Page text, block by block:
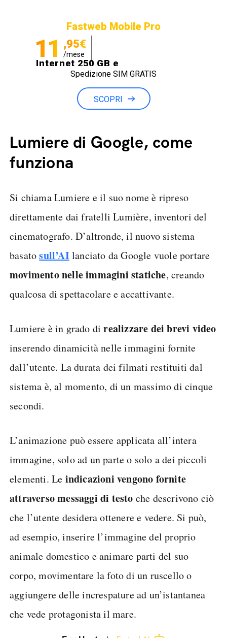
Fastweb Mobile Pro
11 ,95€
/mese
Internet 250 GB e
Minuti illimitati
Spedizione SIM GRATIS
SCOPRI
Lumiere di Google, come
funziona
Si chiama Lumiere e il suo nome è ripreso
direttamente dai fratelli Lumière, inventori del
cinematografo. D’altronde, il nuovo sistema
basatosull’AIlanciato da Google vuole portare
movimento nelle immagini statiche, creando
qualcosa di spettacolare e accattivante.
Lumiere è in grado direalizzare dei brevi video
inserendo dinamicità nelle immagini fornite
dall’utente. La durata dei filmati restituiti dal
sistema è, al momento, di un massimo di cinque
secondi.
L’animazione può essere applicata all’intera
immagine, solo ad un parte o solo a dei piccoli
elementi. Le indicazioni vengono fornite
attraverso messaggi di testo che descrivono ciò
che l’utente desidera ottenere e vedere. Si può,
ad esempio, inserire l’immagine del proprio
animale domestico e animare parti del suo
corpo, movimentare la foto di un ruscello o
aggiungere delle increspature ad un’istantanea
che vede protagonista il mare.